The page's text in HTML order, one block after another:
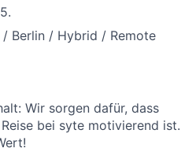
/ Berlin / Hybrid / Remote
Wir sorgen dafür, dass
bei syte motivierend ist.